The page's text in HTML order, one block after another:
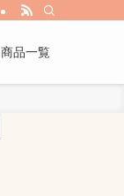
商品一覧